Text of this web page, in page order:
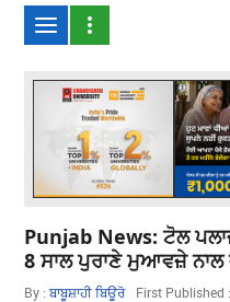
Punjab News: ਟੋਲ
8 ਸਾਲ ਪੁਰਾਣੇ ਮੁਆਵਜ਼ੇ
By :ਬਾਬੂਸ਼ਾਹੀ ਬਿਊਰੋ First Published